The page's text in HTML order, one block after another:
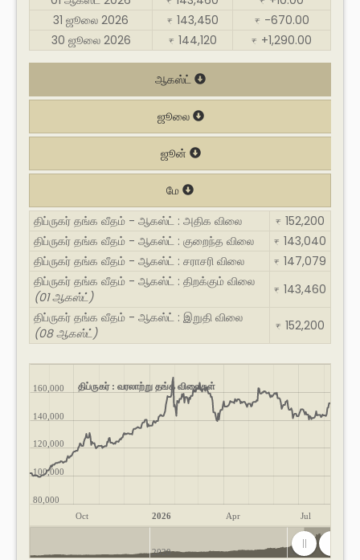
31 ஜூலை 2026
₹ 143,450 ₹ -670.00
30 ஜூலை 2026
₹ 144,120 ₹ +1,290.00
ஆகஸ்ட்
ஜூலை
ஜூன்
மே
திப்ருகர் தங்க வீதம் - ஆகஸ்ட் : அதிக விலை
₹ 152,200
திப்ருகர் தங்க வீதம் - ஆகஸ்ட் : குறைந்த விலை
₹ 143,040
திப்ருகர் தங்க வீதம் - ஆகஸ்ட் : சராசரி விலை
₹ 147,079
திப்ருகர் தங்க வீதம் - ஆகஸ்ட் : திறக்கும் விலை
(01 ஆகஸ்ட்)
₹ 143,460
திப்ருகர் தங்க வீதம் - ஆகஸ்ட் : இறுதி விலை
(08 ஆகஸ்ட்)
₹ 152,200
திப்ருகர் : வரலாற்று தங்க விலைகள்
Oct 2026 Apr Jul
80,000
100,000
120,000
140,000
160,000
2020 2025